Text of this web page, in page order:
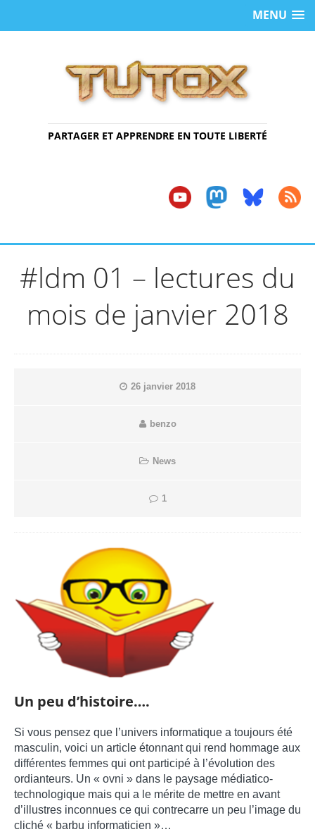
MENU
PARTAGER ET APPRENDRE EN TOUTE LIBERTÉ
#ldm 01 – lectures du
mois de janvier 2018
26 janvier 2018
benzo
News
1
Un peu d’histoire….
Si vous pensez que l’univers informatique a toujours été
masculin, voici un article étonnant qui rend hommage aux
différentes femmes qui ont participé à l’évolution des
ordianteurs. Un « ovni » dans le paysage médiatico-
technologique mais qui a le mérite de mettre en avant
d’illustres inconnues ce qui contrecarre un peu l’image du
cliché « barbu informaticien »…